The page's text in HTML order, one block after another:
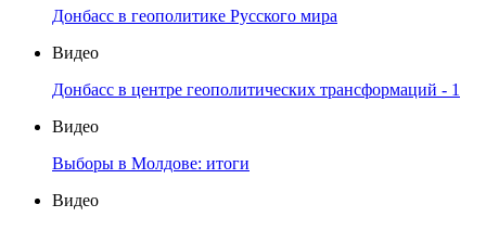
Донбасс в геополитике Русского мира
Видео
Донбасс в центре геополитических трансформаций - 1
Видео
Выборы в Молдове: итоги
Видео